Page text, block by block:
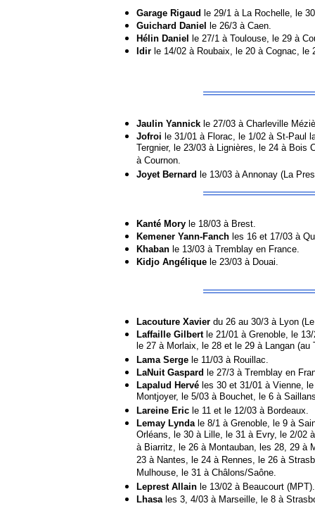
Garage Rigaud le 29/1 à La Rochelle, le
Guichard Daniel
le 26/3 à Caen.
Hélin Daniel
le 27/1 à Toulouse, le 29 à
Idir le 14/02 à Roubaix, le 20 à Cognac,
Jaulin Yannick le 27/03 à Charleville
Jofroi le 31/01 à Florac, le 1/02 à St-Paul
Tergnier, le 23/03 à Lignières, le 24 à Bois
à Cournon.
Joyet Bernard le 13/03 à Annonay (La
Kanté Mory le 18/03 à Brest.
Kemener Yann-Fanch les 16 et 17/03 à
Khaban le 13/03 à Tremblay en France.
Kidjo Angélique le 23/03 à Douai.
Lacouture Xavier du 26 au 30/3 à Lyon
Laffaille Gilbertle 21/01 à Grenoble, le
le 27 à Morlaix, le 28 et le 29 à Langan (au
Lama Serge le 11/03 à Rouillac.
LaNuit Gaspard le 27/3 à Tremblay en
Lapalud Hervé les 30 et 31/01 à Vienne,
Montjoyer, le 5/03 à Bouchet, le 6 à
Lareine Eric le 11 et le 12/03 à Bordeaux.
Lemay Lynda le 8/1 à Grenoble, le 9 à
Orléans, le 30 à Lille, le 31 à Evry, le 2/02
à Biarritz, le 26 à Montauban, les 28, 29 à
23 à Nantes, le 24 à Rennes, le 26 à
Mulhouse, le 31 à Châlons/Saône.
Leprest Allain le 13/02 à Beaucourt (MPT).
Lhasa les 3, 4/03 à Marseille, le 8 à